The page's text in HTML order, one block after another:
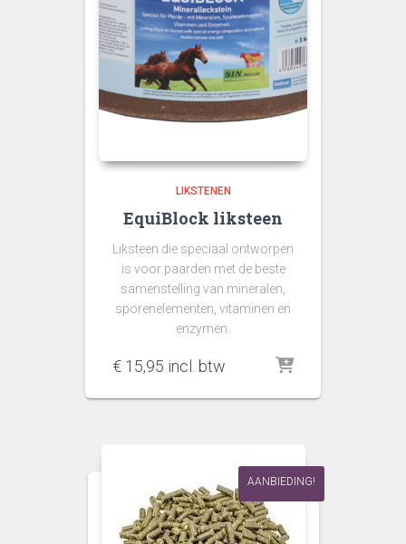
LIKSTENEN
EquiBlock liksteen
Liksteen die speciaal ontworpen
is voor paarden met de beste
samenstelling van mineralen,
sporenelementen, vitaminen en
enzymen.
€ 15,95 incl. btw
AANBIEDING!